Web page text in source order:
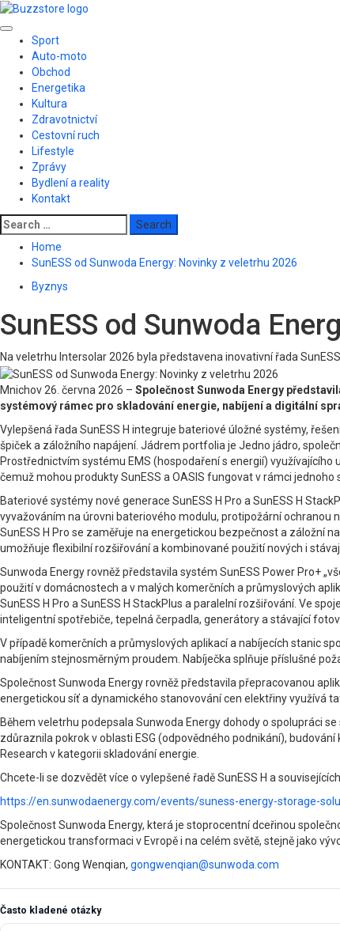
Skip
content
Primary
Menu
Sport
Auto-moto
Obchod
Energetika
Kultura
Zdravotnictví
Cestovní ruch
Lifestyle
Zprávy
Bydlení a reality
Kontakt
Search
for:
Home
SunESS od Sunwoda Energy: Novinky z veletrhu 2026
Byznys
SunESS od Sunwoda
Na veletrhu Intersolar 2026 byla představena inovativní řada
Mnichov 26. června 2026 – Společnost Sunwoda Energy
systémový rámec pro skladování energie, nabíjení a digitální
Vylepšená řada SunESS H integruje bateriové úložné systémy,
špiček a záložního napájení. Jádrem portfolia je Jedno jádro,
Prostřednictvím systému EMS (hospodaření s energií)
čemuž mohou produkty SunESS a OASIS fungovat v rámci
Bateriové systémy nové generace SunESS H Pro a SunESS H
vyvažováním na úrovni bateriového modulu, protipožární ochranou
SunESS H Pro se zaměřuje na energetickou bezpečnost a záložní
umožňuje flexibilní rozšiřování a kombinované použití nových i
Sunwoda Energy rovněž představila systém SunESS Power Pro+
použití v domácnostech a v malých komerčních a průmyslových
SunESS H Pro a SunESS H StackPlus a paralelní rozšiřování. Ve
inteligentní spotřebiče, tepelná čerpadla, generátory a stávající
V případě komerčních a průmyslových aplikací a nabíjecích stanic
nabíjením stejnosměrným proudem. Nabíječka splňuje příslušné
Společnost Sunwoda Energy rovněž představila přepracovanou
energetickou síť a dynamického stanovování cen elektřiny využívá
Během veletrhu podepsala Sunwoda Energy dohody o spolupráci
zdůraznila pokrok v oblasti ESG (odpovědného podnikání),
Research v kategorii skladování energie.
Chcete-li se dozvědět více o vylepšené řadě SunESS H a
https://en.sunwodaenergy.com/events/suness-energy-storage-
Společnost Sunwoda Energy, která je stoprocentní dceřinou
energetickou transformaci v Evropě i na celém světě, stejně jako
KONTAKT: Gong Wenqian, gongwenqian@sunwoda.com
Často kladené otázky